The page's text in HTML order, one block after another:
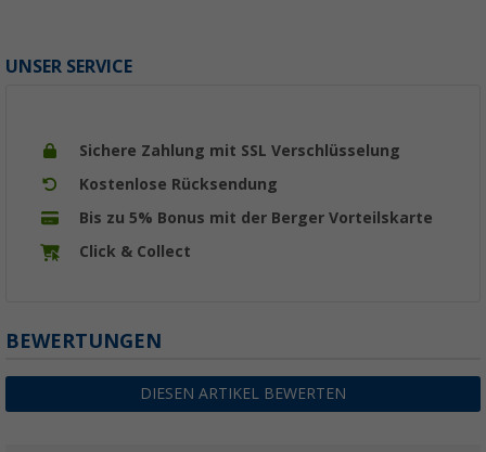
UNSER SERVICE
Sichere Zahlung mit SSL Verschlüsselung
Kostenlose Rücksendung
Bis zu 5% Bonus mit der Berger Vorteilskarte
Click & Collect
BEWERTUNGEN
DIESEN ARTIKEL BEWERTEN